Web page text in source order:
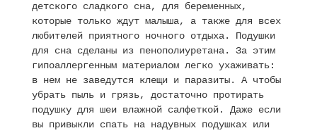
детского сладкого сна, для беременных,
которые только ждут малыша, а также для всех
любителей приятного ночного отдыха. Подушки
для сна сделаны из пенополиуретана. За этим
гипоаллергенным материалом легко ухаживать:
в нем не заведутся клещи и паразиты. А чтобы
убрать пыль и грязь, достаточно протирать
подушку для шеи влажной салфеткой. Даже если
вы привыкли спать на надувных подушках или